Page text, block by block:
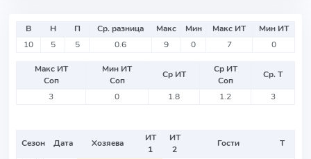
В Н П Ср. разница Макс Мин Макс ИТ
Мин ИТ
10
5 5 0.6 9 0 7 0
Макс ИТ
Соп
Мин ИТ
Соп
Ср ИТ
Ср ИТ
Соп
Ср. Т
3
0 1.8 1.2 3
Сезон Дата Хозяева
ИТ
1
ИТ
2
Гости Т